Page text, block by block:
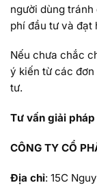
người dùng
phí đầu tư và đạt
Nếu chưa chắc
ý kiến từ các
tư.
Tư vấn giải
CÔNG TY CỔ
Địa chỉ: 15C